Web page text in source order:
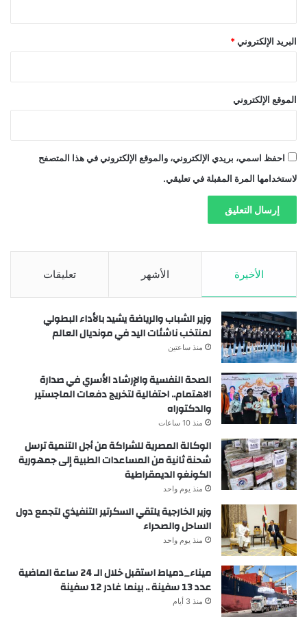
البريد الإلكتروني *
الموقع الإلكتروني
احفظ اسمي، بريدي الإلكتروني، والموقع الإلكتروني في هذا المتصفح
لاستخدامها المرة المقبلة في تعليقي.
الأخيرة الأشهر تعليقات
وزير الشباب والرياضة يشيد بالأداء البطولي
لمنتخب ناشئات اليد في مونديال العالم
منذ ساعتين
الصحة النفسية والإرشاد الأسري في صدارة
الاهتمام.. احتفالية لتخريج دفعات الماجستير
والدكتوراه
منذ 10 ساعات
الوكالة المصرية للشراكة من أجل التنمية ترسل
شحنة ثانية من المساعدات الطبية إلى جمهورية
الكونغو الديمقراطية
منذ يوم واحد
وزير الخارجية يلتقي السكرتير التنفيذي لتجمع دول
الساحل والصحراء
منذ يوم واحد
ميناء_دمياط استقبل خلال الـ 24 ساعة الماضية
عدد 13 سفينة .. بينما غادر 12 سفينة
منذ 3 أيام